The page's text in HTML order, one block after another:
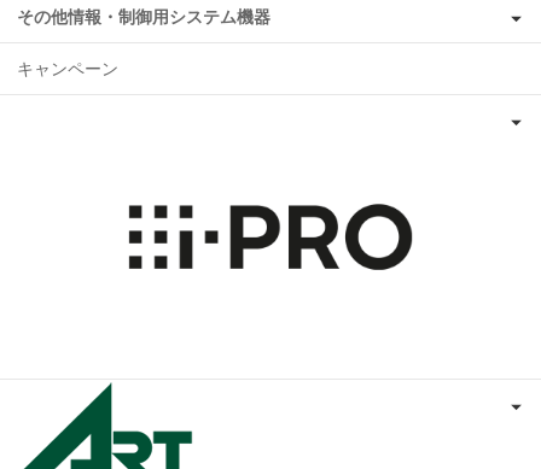
その他情報・制御用システム機器
キャンペーン